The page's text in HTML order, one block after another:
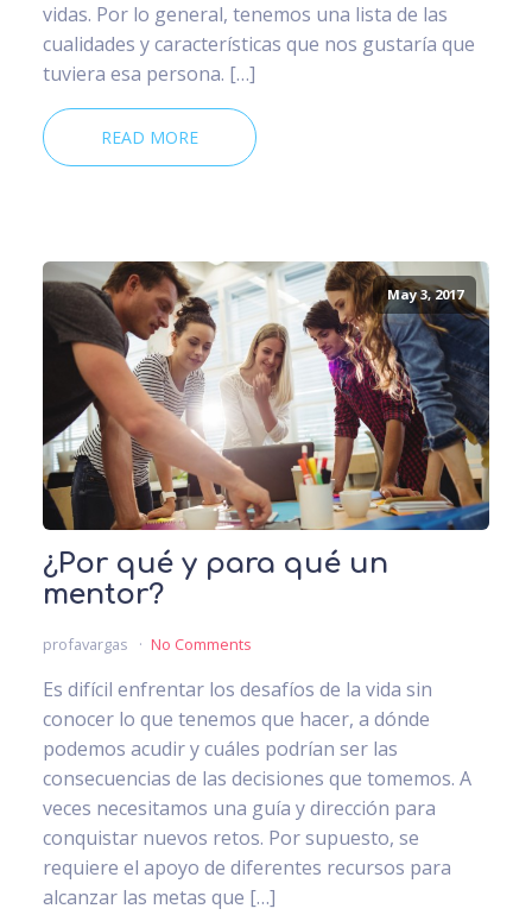
vidas. Por lo general, tenemos una lista de las
cualidades y características que nos gustaría que
tuviera esa persona. […]
READ MORE
May 3, 2017
¿Por qué y para qué un
mentor?
profavargas No Comments
Es difícil enfrentar los desafíos de la vida sin
conocer lo que tenemos que hacer, a dónde
podemos acudir y cuáles podrían ser las
consecuencias de las decisiones que tomemos. A
veces necesitamos una guía y dirección para
conquistar nuevos retos. Por supuesto, se
requiere el apoyo de diferentes recursos para
alcanzar las metas que […]